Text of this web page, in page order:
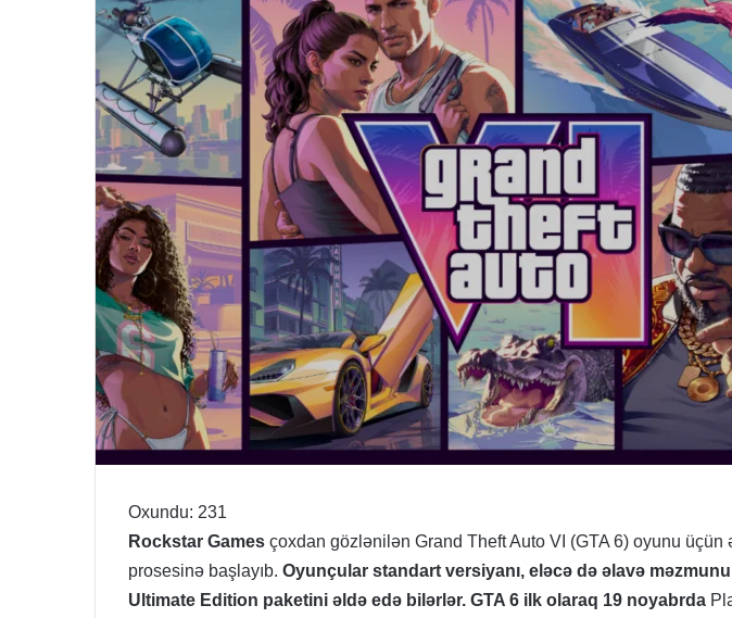
Oxundu: 231
Rockstar Games çoxdan gözlənilən Grand Theft Auto VI (GTA 6) oyunu üçün
prosesinə başlayıb. Oyunçular standart versiyanı, eləcə də əlavə
Ultimate Edition paketini əldə edə bilərlər. GTA 6 ilk olaraq 19 noyabrda